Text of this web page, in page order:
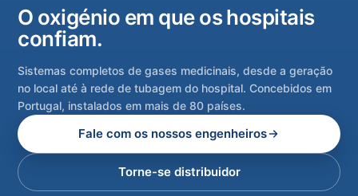
O oxigénio em que os hospitais
confiam.
Sistemas completos de gases medicinais, desde a geração
no local até à rede de tubagem do hospital. Concebidos em
Portugal, instalados em mais de 80 países.
Fale com os nossos engenheiros
Torne-se distribuidor